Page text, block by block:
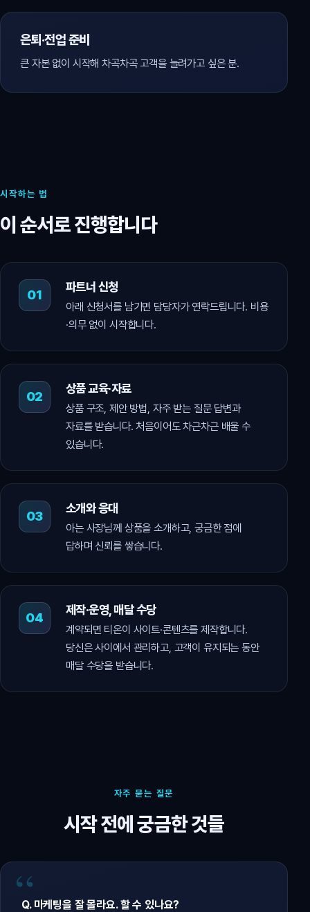
은퇴·전업 준비
큰 자본 없이 시작해 차곡차곡 고객을 늘려가고 싶은 분.
시작하는 법
이 순서로 진행합니다
파트너 신청
아래 신청서를 남기면 담당자가 연락드립니다. 비용
·의무 없이 시작합니다.
상품 교육·자료
상품 구조, 제안 방법, 자주 받는 질문 답변과
자료를 받습니다. 처음이어도 차근차근 배울 수
있습니다.
소개와 응대
아는 사장님께 상품을 소개하고, 궁금한 점에
답하며 신뢰를 쌓습니다.
제작·운영, 매달 수당
계약되면 티온이 사이트·콘텐츠를 제작합니다.
당신은 사이에서 관리하고, 고객이 유지되는 동안
매달 수당을 받습니다.
자주 묻는 질문
시작 전에 궁금한 것들
Q. 마케팅을 잘 몰라요. 할 수 있나요?